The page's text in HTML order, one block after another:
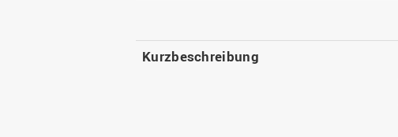
Kurzbeschreibung